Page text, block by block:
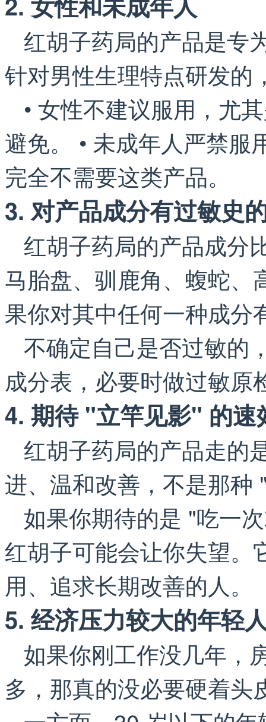
红胡子药局的产品是专
针对男性生理特点研发的
• 女性不建议服用，尤
避免。 • 未成年人严禁
完全不需要这类产品。
3. 对产品成分有过敏史
红胡子药局的产品成分
马胎盘、驯鹿角、蝮蛇、
果你对其中任何一种成分
不确定自己是否过敏的
成分表，必要时做过敏原
4. 期待 "立竿见影" 的速
红胡子药局的产品走的
进、温和改善，不是那种
如果你期待的是 "吃一
红胡子可能会让你失望。
用、追求长期改善的人。
5. 经济压力较大的年轻
如果你刚工作没几年，
多，那真的没必要硬着头